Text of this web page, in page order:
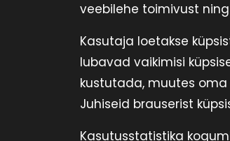
veebilehe toimivust
Kasutaja loetakse
lubavad vaikimisi
kustutada, muutes
Juhiseid brauserist
Kasutusstatistika